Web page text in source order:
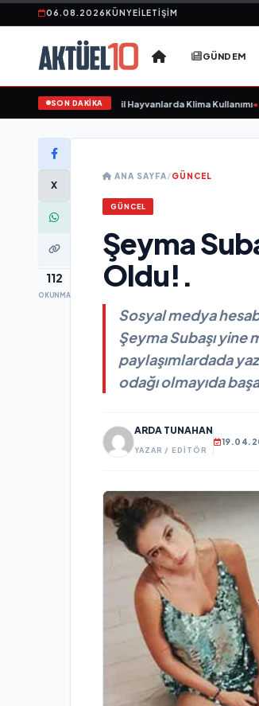
06.08.2026KÜNYEİLETIŞIM
GÜNDEM
SON DAKİKA
Etmeyin: Evcil Hayvanlarda Klima Kullanımı• Ali
X
112
OKUNMA
ANA SAYFA/GÜNCEL
GÜNCEL
Şeyma
Oldu!.
Sosyal medya
Şeyma Subaşı
paylaşımlardada
odağı olmayıda
ARDA TUNAHAN
YAZAR / EDITÖR